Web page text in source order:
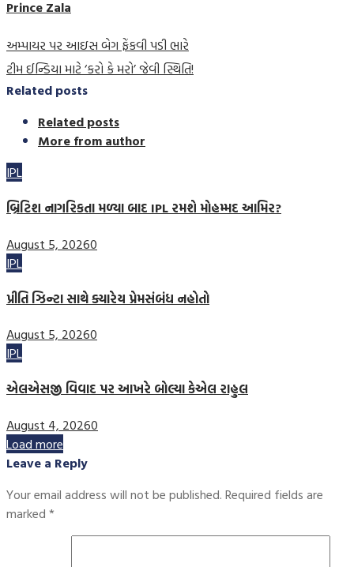
Prince Zala
અમ્પાયર પર આઇસ બેગ ફેંકવી પડી ભારે
ટીમ ઈન્ડિયા માટે ‘કરો કે મરો’ જેવી સ્થિતિ!
Related posts
Related posts
More from author
IPL
બ્રિટિશ નાગરિકતા મળ્યા બાદ IPL રમશે મોહમ્મદ આમિર?
August 5, 20260
IPL
પ્રીતિ ઝિન્ટા સાથે ક્યારેય પ્રેમસંબંધ નહોતો
August 5, 20260
IPL
એલએસજી વિવાદ પર આખરે બોલ્યા કેએલ રાહુલ
August 4, 20260
Load more
Leave a Reply
Your email address will not be published. Required fields are
marked *